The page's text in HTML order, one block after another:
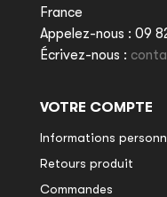
France
Appelez-nous : 09
Écrivez-nous :
VOTRE COMPTE
Informations
Retours produit
Commandes